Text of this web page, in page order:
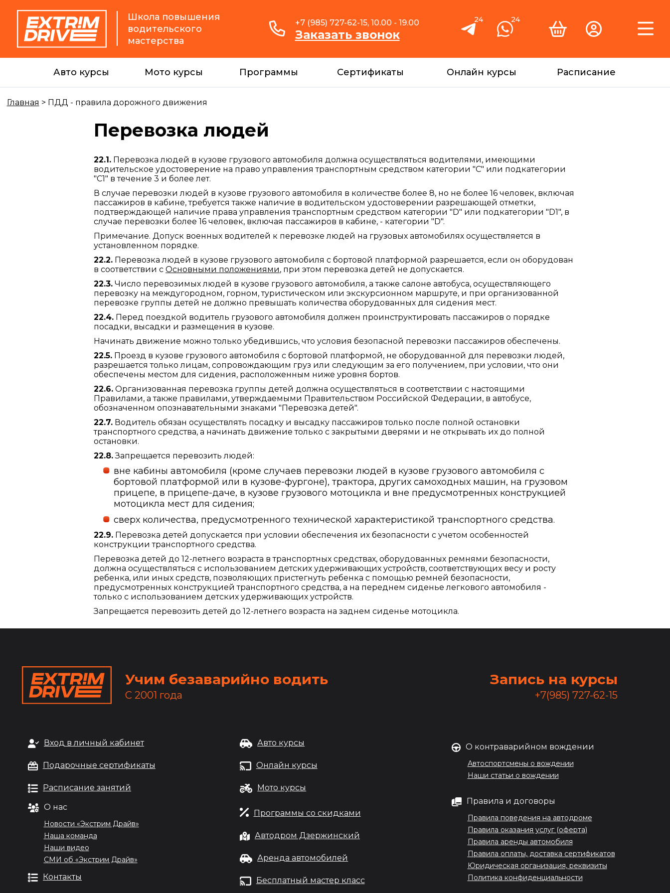
Школа повышения
водительского
мастерства
+7 (985) 727-62-15, 10.00 - 19.00
Заказать звонок
24 24
Авто курсы Мото курсы Программы Сертификаты Онлайн курсы Расписание
Главная > ПДД - правила дорожного движения
Перевозка людей
22.1. Перевозка людей в кузове грузового автомобиля должна осуществляться водителями, имеющими
водительское удостоверение на право управления транспортным средством категории "C" или подкатегории
"C1" в течение 3 и более лет.
В случае перевозки людей в кузове грузового автомобиля в количестве более 8, но не более 16 человек, включая
пассажиров в кабине, требуется также наличие в водительском удостоверении разрешающей отметки,
подтверждающей наличие права управления транспортным средством категории "D" или подкатегории "D1", в
случае перевозки более 16 человек, включая пассажиров в кабине, - категории "D".
Примечание. Допуск военных водителей к перевозке людей на грузовых автомобилях осуществляется в
установленном порядке.
22.2. Перевозка людей в кузове грузового автомобиля с бортовой платформой разрешается, если он оборудован
в соответствии с Основными положениями, при этом перевозка детей не допускается.
22.3. Число перевозимых людей в кузове грузового автомобиля, а также салоне автобуса, осуществляющего
перевозку на междугородном, горном, туристическом или экскурсионном маршруте, и при организованной
перевозке группы детей не должно превышать количества оборудованных для сидения мест.
22.4. Перед поездкой водитель грузового автомобиля должен проинструктировать пассажиров о порядке
посадки, высадки и размещения в кузове.
Начинать движение можно только убедившись, что условия безопасной перевозки пассажиров обеспечены.
22.5. Проезд в кузове грузового автомобиля с бортовой платформой, не оборудованной для перевозки людей,
разрешается только лицам, сопровождающим груз или следующим за его получением, при условии, что они
обеспечены местом для сидения, расположенным ниже уровня бортов.
22.6. Организованная перевозка группы детей должна осуществляться в соответствии с настоящими
Правилами, а также правилами, утверждаемыми Правительством Российской Федерации, в автобусе,
обозначенном опознавательными знаками "Перевозка детей".
22.7. Водитель обязан осуществлять посадку и высадку пассажиров только после полной остановки
транспортного средства, а начинать движение только с закрытыми дверями и не открывать их до полной
остановки.
22.8.Запрещается перевозить людей:
вне кабины автомобиля (кроме случаев перевозки людей в кузове грузового автомобиля с
бортовой платформой или в кузове-фургоне), трактора, других самоходных машин, на грузовом
прицепе, в прицепе-даче, в кузове грузового мотоцикла и вне предусмотренных конструкцией
мотоцикла мест для сидения;
сверх количества, предусмотренного технической характеристикой транспортного средства.
22.9. Перевозка детей допускается при условии обеспечения их безопасности с учетом особенностей
конструкции транспортного средства.
Перевозка детей до 12-летнего возраста в транспортных средствах, оборудованных ремнями безопасности,
должна осуществляться с использованием детских удерживающих устройств, соответствующих весу и росту
ребенка, или иных средств, позволяющих пристегнуть ребенка с помощью ремней безопасности,
предусмотренных конструкцией транспортного средства, а на переднем сиденье легкового автомобиля -
только с использованием детских удерживающих устройств.
Запрещается перевозить детей до 12-летнего возраста на заднем сиденье мотоцикла.
Учим безаварийно водить
С 2001 года
Запись на курсы
+7(985) 727-62-15
Вход в личный кабинет
Подарочные сертификаты
Расписание занятий
О нас
Новости «Экстрим Драйв»
Наша команда
Наши видео
СМИ об «Экстрим Драйв»
Контакты
Авто курсы
Онлайн курсы
Мото курсы
Программы со скидками
Автодром Дзержинский
Аренда автомобилей
Бесплатный мастер класс
О контраварийном вождении
Автоспортсмены о вождении
Наши статьи о вождении
Правила и договоры
Правила поведения на автодроме
Правила оказания услуг (оферта)
Правила аренды автомобиля
Правила оплаты, доставка сертификатов
Юридическая организация, реквизиты
Политика конфиденциальности